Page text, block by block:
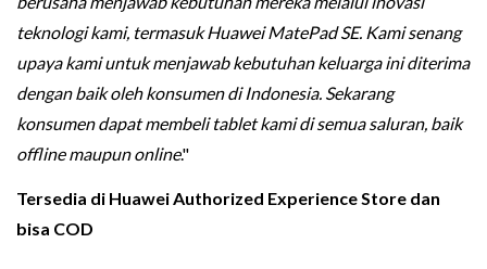
teknologi kami, termasuk Huawei MatePad SE. Kami senang
upaya kami untuk menjawab kebutuhan keluarga ini diterima
dengan baik oleh konsumen di Indonesia. Sekarang
konsumen dapat membeli tablet kami di semua saluran, baik
offline maupun online."
Tersedia di Huawei Authorized Experience Store dan
bisa COD